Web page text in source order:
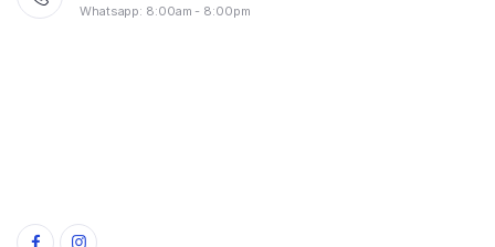
Whatsapp: 8:00am - 8:00pm